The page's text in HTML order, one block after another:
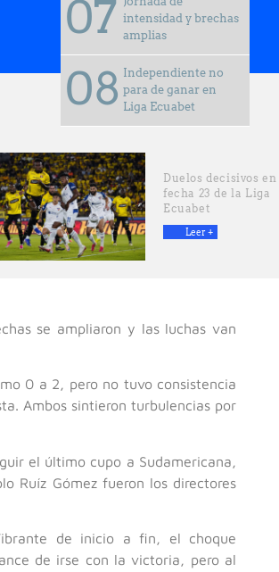
intensidad y brechas
amplias
Independiente no
para de ganar en
Liga Ecuabet
Duelos decisivos en
fecha 23 de la Liga
Ecuabet
Leer +
se ampliaron y las luchas van
0 a 2, pero no tuvo consistencia
Ambos sintieron turbulencias por
el último cupo a Sudamericana,
Ruíz Gómez fueron los directores
de inicio a fin, el choque
de irse con la victoria, pero al